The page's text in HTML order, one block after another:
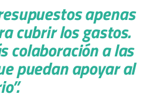
apenas
cubrir los gastos.
colaboración a las
puedan apoyar al
.